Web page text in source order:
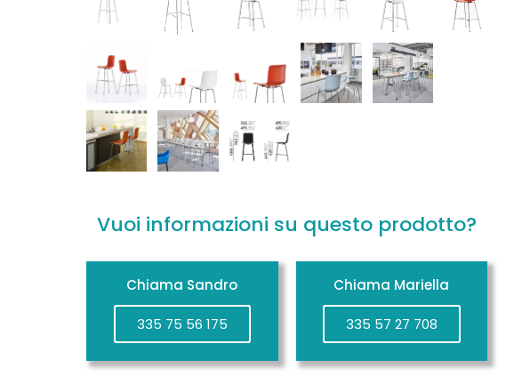
Vuoi informazioni su questo prodotto?
Chiama Sandro
335 75 56 175
Chiama Mariella
335 57 27 708